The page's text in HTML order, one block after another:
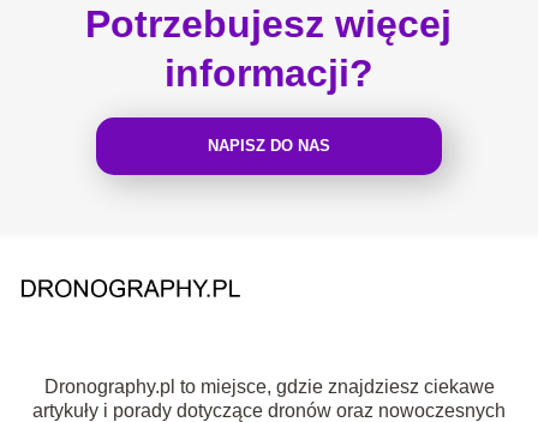
Potrzebujesz więcej
informacji?
NAPISZ DO NAS
Dronography.pl to miejsce, gdzie znajdziesz ciekawe
artykuły i porady dotyczące dronów oraz nowoczesnych